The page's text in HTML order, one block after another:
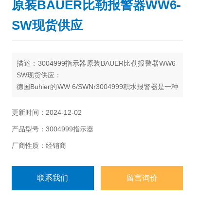
原装BAUER比勒报警器WW6-
SW现货供应
描述：3004999指示器原装BAUER比勒报警器WW6-
SW现货供应：
德国Buhier的WW 6/SWNr3004999积水报警器是一种
器常见于工业设施，数据中心、建筑物的地下室或任
更新时间：2024-12-02
产品型号：3004999指示器
厂商性质：经销商
联系我们 留言询价